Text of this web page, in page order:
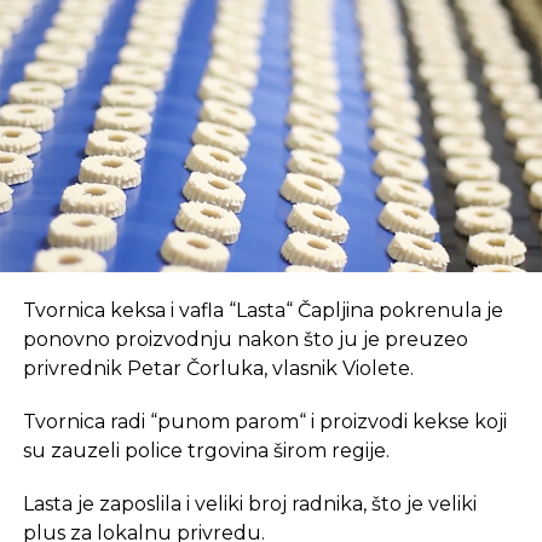
Prvo, oni pružaju brz internet i tehnološki
opremljen prostor, što je ključan preduvjet za
suvremeni način rada.
REKLAMA
U coworking prostoru, radnici su okruženi sličnim
profesionalcima, što potiče produktivnost i radnu
atmosferu koju je teško postići u kućnom
Dodatna prednost coworkinga je umrežavanje i
prostoru omogućava razmjenu ideja, kontakata i
suradnji, čime coworking prostor postaje inkubator
Tvornica keksa i vafla “Lasta“ Čapljina pokrenula je
ponovno proizvodnju nakon što ju je preuzeo
privrednik Petar Čorluka, vlasnik Violete.
Tvornica radi “punom parom“ i proizvodi kekse koji
su zauzeli police trgovina širom regije.
Lasta je zaposlila i veliki broj radnika, što je veliki
plus za lokalnu privredu.